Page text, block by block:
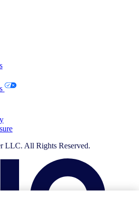
LLC. All Rights Reserved.